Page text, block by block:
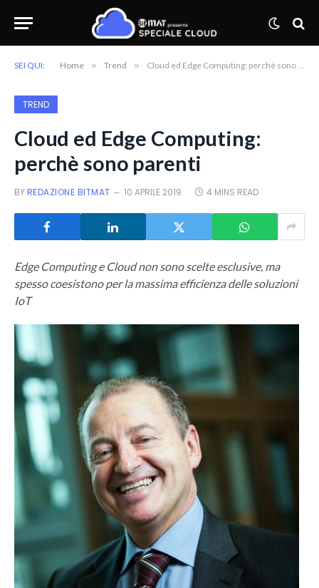
SEI QUI: Home » Trend » Cloud ed Edge Computing: perchè sono parenti
TREND
Cloud ed Edge Computing:
perchè sono parenti
BYREDAZIONE BITMAT 10 APRILE 2019 4 MINS READ
Edge Computing e Cloud non sono scelte esclusive, ma
spesso coesistono per la massima efficienza delle soluzioni
IoT